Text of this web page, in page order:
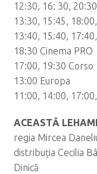
12:30, 16: 30,
13:30, 15:45,
13:40, 15:40,
18:30 Cinema PRO
17:00, 19:30 Corso
13:00 Europa
11:00, 14:00,
ACEASTĂ
regia Mircea
distribuția Cecilia
Dinică